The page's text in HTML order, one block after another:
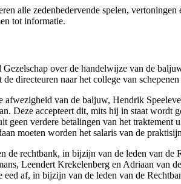
alle zedenbedervende spelen, vertoningen
tot informatie.
over de handelwijze van de
directeuren naar het college van schepenen
van de baljuw, Hendrik
Deze accepteert dit, mits hij in staat wordt
verdere betalingen van het
moeten worden het salaris van de
de rechtbank, in bijzijn van de leden van
Leendert Krekelenberg en Adriaan van
af, in bijzijn van de leden van de